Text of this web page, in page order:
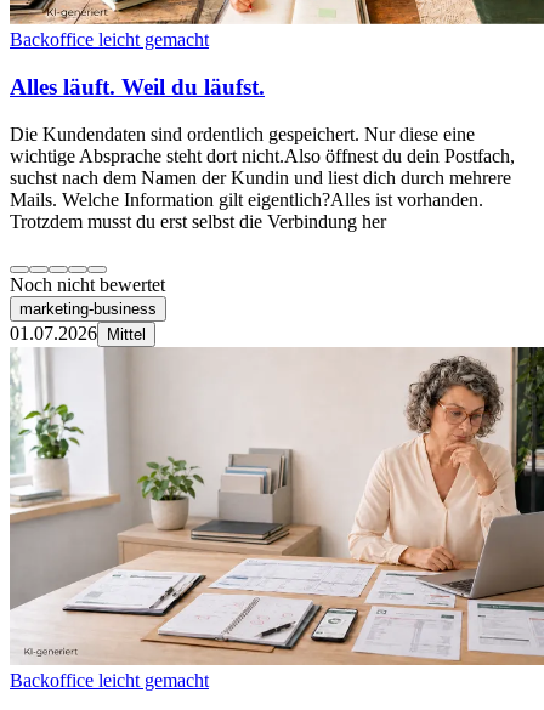
Backoffice leicht gemacht
Alles läuft. Weil du läufst.
Die Kundendaten sind ordentlich gespeichert. Nur diese eine
wichtige Absprache steht dort nicht.Also öffnest du dein Postfach,
suchst nach dem Namen der Kundin und liest dich durch mehrere
Mails. Welche Information gilt eigentlich?Alles ist vorhanden.
Trotzdem musst du erst selbst die Verbindung her
Noch nicht bewertet
marketing-business
01.07.2026 Mittel
Backoffice leicht gemacht